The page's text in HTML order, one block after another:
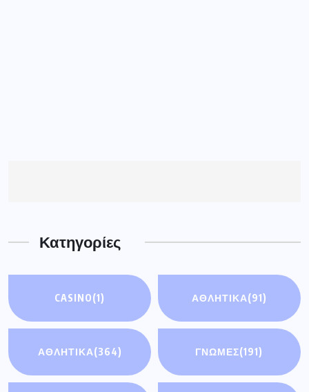
Κατηγορίες
CASINO(1) ΑΘΛΗΤΙΚΆ(91)
ΑΘΛΗΤΙΚΑ(364) ΓΝΩΜΕΣ(191)